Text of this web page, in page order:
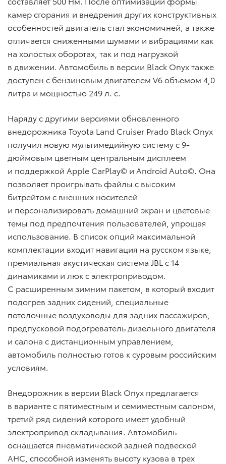
камер сгорания и внедрения других конструктивных
особенностей двигатель стал экономичней, а также
отличается сниженными шумами и вибрациями как
на холостых оборотах, так и под нагрузкой
в движении. Автомобиль в версии Black Onyx также
доступен с бензиновым двигателем V6 объемом 4,0
литра и мощностью 249 л. с.
Наряду с другими версиями обновленного
внедорожника Toyota Land Cruiser Prado Black Onyx
получил новую мультимедийную систему с 9-
дюймовым цветным центральным дисплеем
и поддержкой Apple CarPlay© и Android Auto©. Она
позволяет проигрывать файлы с высоким
битрейтом с внешних носителей
и персонализировать домашний экран и цветовые
темы под предпочтения пользователей, упрощая
использование. В список опций максимальной
комплектации входит навигация на русском языке,
премиальная акустическая система JBL с 14
динамиками и люк с электроприводом.
C расширенным зимним пакетом, в который входит
подогрев задних сидений, специальные
потолочные воздуховоды для задних пассажиров,
предпусковой подогреватель дизельного двигателя
и салона с дистанционным управлением,
автомобиль полностью готов к суровым российским
условиям.
Внедорожник в версии Black Onyх предлагается
в варианте с пятиместным и семиместным салоном,
третий ряд сидений которого имеет удобный
электропривод складывания. Автомобиль
оснащается пневматической задней подвеской
AHC, способной изменять высоту кузова в трех